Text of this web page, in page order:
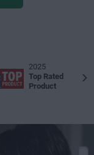
2025
Top Rated
Product